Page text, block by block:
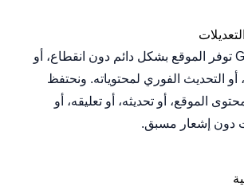
لا تضمن GateOfAI توفر الموقع بشكل دائم دون انقطاع، أو
أو التحديث الفوري لمحتوياته. ونحتفظ
الموقع، أو تحديثه، أو تعليقه، أو
دون إشعار مسبق.